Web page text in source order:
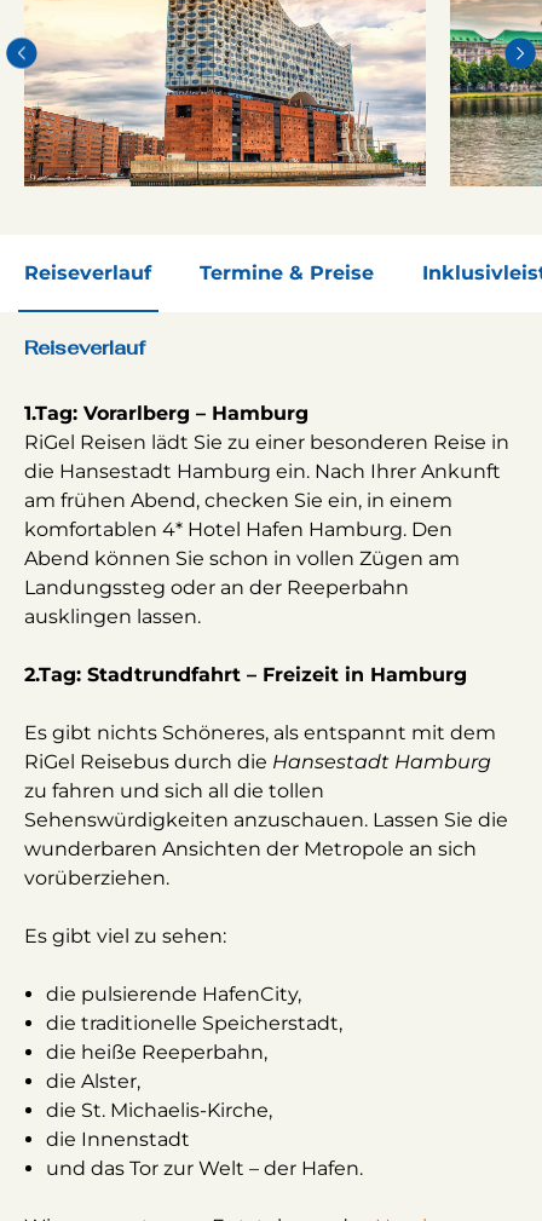
Reiseverlauf Termine & Preise
Reiseverlauf
1.Tag: Vorarlberg – Hamburg
RiGel Reisen lädt Sie zu einer besonderen Reise in
die Hansestadt Hamburg ein. Nach Ihrer Ankunft
am frühen Abend, checken Sie ein, in einem
komfortablen 4* Hotel Hafen Hamburg. Den
Abend können Sie schon in vollen Zügen am
Landungssteg oder an der Reeperbahn
ausklingen lassen.
2.Tag: Stadtrundfahrt – Freizeit in Hamburg
Es gibt nichts Schöneres, als entspannt mit dem
RiGel Reisebus durch die Hansestadt Hamburg
zu fahren und sich all die tollen
Sehenswürdigkeiten anzuschauen. Lassen Sie die
wunderbaren Ansichten der Metropole an sich
vorüberziehen.
Es gibt viel zu sehen:
die pulsierende HafenCity,
die traditionelle Speicherstadt,
die heiße Reeperbahn,
die Alster,
die St. Michaelis-Kirche,
die Innenstadt
und das Tor zur Welt – der Hafen.